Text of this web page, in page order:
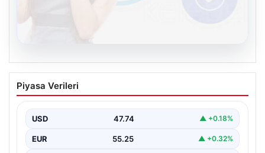
Kelebek chat adresi İle Çevrim içi
İletişimin Güvenli Adresi Ve Sohbet
Sanal çağında bireylerin kaliteli bir tarzda irtibat kurması
Piyasa Verileri
USD 47.74 ▲ +0.18%
EUR 55.25 ▲ +0.32%